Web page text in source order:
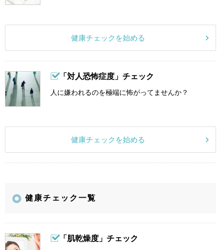
健康チェックを始める
「対人恐怖症度」チェック
人に嫌われるのを極端に怖がってませんか？
健康チェックを始める
健康チェック一覧
「肌乾燥度」チェック